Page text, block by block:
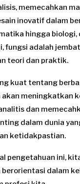
memecahkan
inovatif dalam
hingga
fungsi adalah
teori dan praktik.
kuat tentang
akan meningkatkan
dan
dalam dunia
ketidakpastian.
pengetahuan ini,
berorientasi dalam